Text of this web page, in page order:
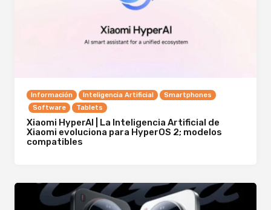
Información Inteligencia Artificial
Smartphones
Software
Tablets
Xiaomi HyperAI | La Inteligencia Artificial de
Xiaomi evoluciona para HyperOS 2; modelos
compatibles